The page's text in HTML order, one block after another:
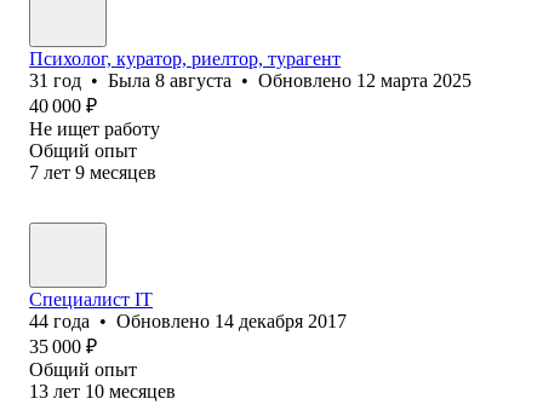
Психолог, куратор, риелтор, турагент
31 год • Была 8 августа • Обновлено 12 марта 2025
40 000 ₽
Не ищет работу
Общий опыт
7 лет 9 месяцев
Специалист IT
44 года • Обновлено 14 декабря 2017
35 000 ₽
Общий опыт
13 лет 10 месяцев